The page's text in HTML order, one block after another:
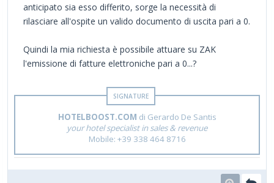
anticipato sia esso differito, sorge la necessità di
rilasciare all'ospite un valido documento di uscita pari a 0.
Quindi la mia richiesta è possibile attuare su ZAK
l'emissione di fatture elettroniche pari a 0...?
HOTELBOOST.COM di Gerardo De Santis
your hotel specialist in sales & revenue
Mobile: +39 338 464 8716